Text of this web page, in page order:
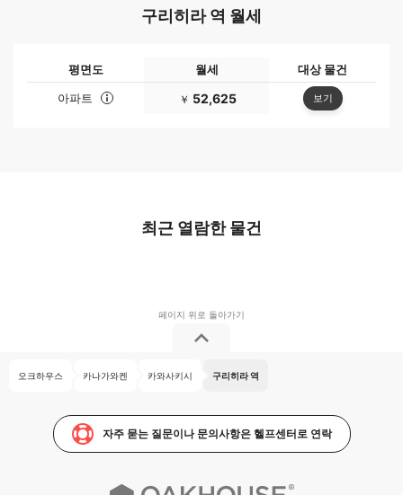
구리히라 역 월세
평면도 월세
대상 물건
아파트
￥ 52,625 보기
최근 열람한 물건
오크하우스 카나가와켄 카와사키시 구리히라 역
자주 묻는 질문이나 문의사항은 헬프센터로 연락